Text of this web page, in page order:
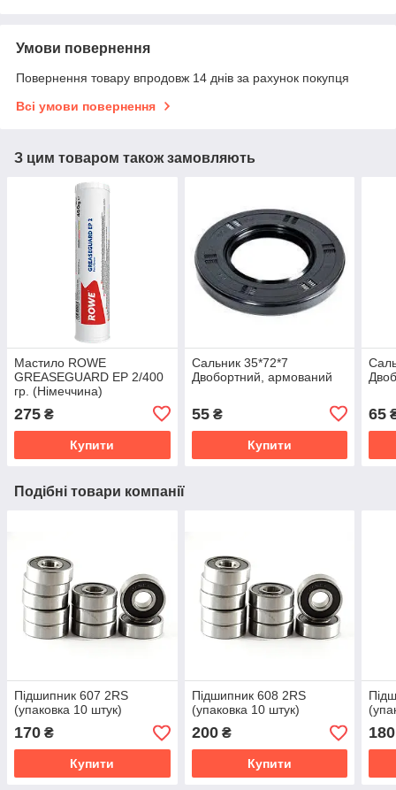
Умови повернення
Повернення товару впродовж 14 днів за рахунок покупця
Всі умови повернення
З цим товаром також замовляють
Мастило ROWE
GREASEGUARD EP 2/400
гр. (Німеччина)
275 ₴
Купити
Сальник 35*72*7
Двобортний, армований
55₴
Купити
65
Подібні товари компанії
Підшипник 607 2RS
(упаковка 10 штук)
170 ₴
Купити
Підшипник 608 2RS
(упаковка 10 штук)
200₴
Купити
180